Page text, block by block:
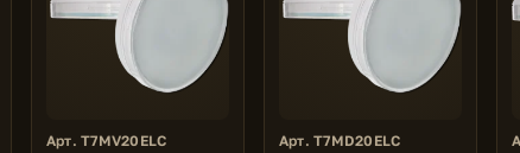
Арт. T7MV20ELC Арт. T7MD20ELC